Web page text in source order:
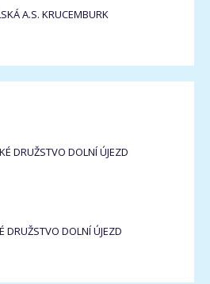
A.S. KRUCEMBURK
DRUŽSTVO DOLNÍ ÚJEZD